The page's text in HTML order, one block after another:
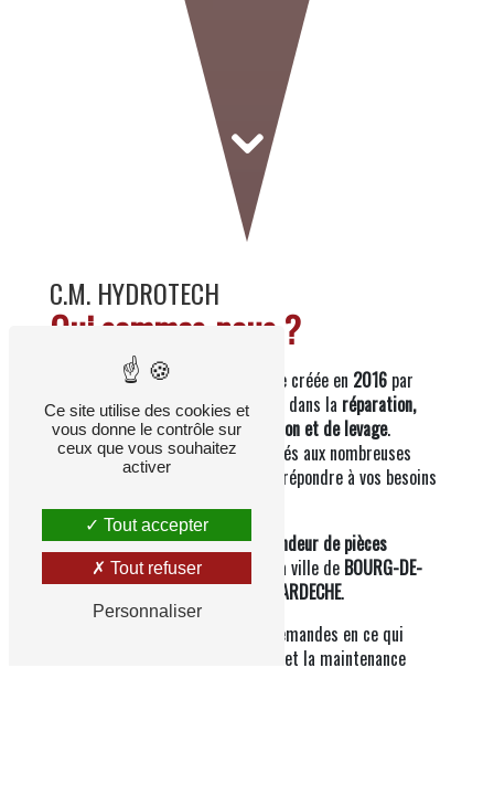
C.M. HYDROTECH
Qui sommes-nous ?
CM HYDROTECH est une entreprise créée en 2016 par
M.MIRABELChristophe, spécialisée dans la réparation,
entretien d'appareilsde manutention et de levage.
Composée d'une équipe de 4 salariés aux nombreuses
années d'expérience. Tous sauront répondre à vos besoins
Notre entreprise decarrossier/vendeur de pièces
industriellesest implantée dans la ville de BOURG-DE-
PÉAGE(26300) dans laDROME ARDECHE.
Nous savons gérer au mieux vos demandes en ce qui
concerne le dépannage, l'entretien et la maintenance
Ce site utilise des cookies et
vous donne le contrôle sur
ceux que vous souhaitez
activer
Tout accepter
Tout refuser
Personnaliser